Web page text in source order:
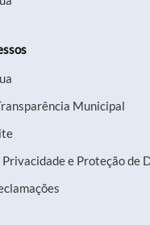
Municipal
e Proteção de